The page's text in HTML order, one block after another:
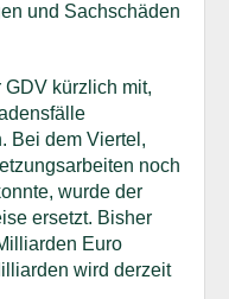
und Sachschäden
GDV kürzlich mit,
Bei dem Viertel,
noch
wurde der
ersetzt. Bisher
Euro
wird derzeit